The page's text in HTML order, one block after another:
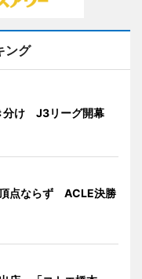
ング
分け J3リーグ開幕
点ならず ACLE決勝